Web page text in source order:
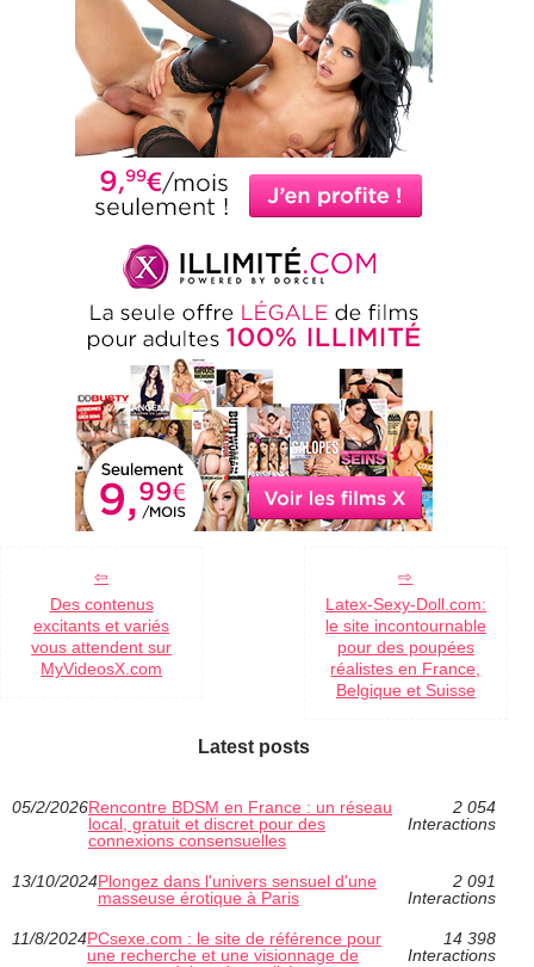
Des contenus
excitants et variés
vous attendent sur
MyVideosX.com
Latex-Sexy-Doll.com:
le site incontournable
pour des poupées
réalistes en France,
Belgique et Suisse
Latest posts
05/2/2026Rencontre BDSM en France : un réseau
local, gratuit et discret pour des
connexions consensuelles
2 054
Interactions
13/10/2024Plongez dans l'univers sensuel d'une
masseuse érotique à Paris
2 091
Interactions
11/8/2024PCsexe.com : le site de référence pour
une recherche et une visionnage de
14 398
Interactions